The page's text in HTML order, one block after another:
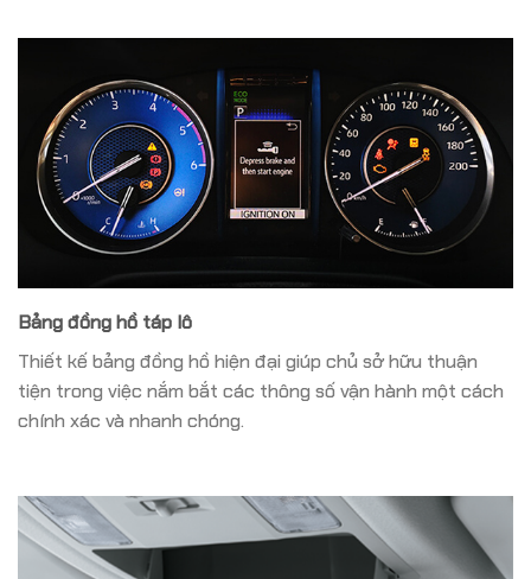
Bảng đồng hồ táp lô
Thiết kế bảng đồng hồ hiện đại giúp chủ sở hữu thuận
tiện trong việc nắm bắt các thông số vận hành một cách
chính xác và nhanh chóng.